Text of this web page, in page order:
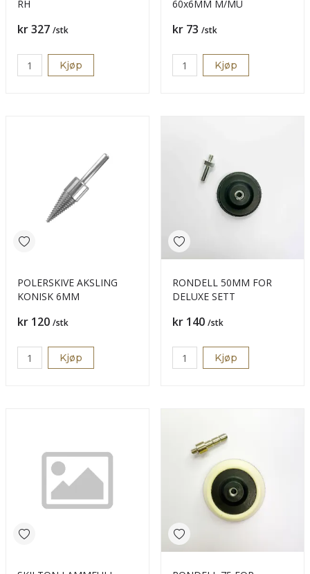
RH
Pris
kr 327 /stk
Kjøp
60x6MM M/MU
Pris
kr 73 /stk
Kjøp
POLERSKIVE AKSLING
KONISK 6MM
Pris
kr 120 /stk
Kjøp
RONDELL 50MM FOR
DELUXE SETT
Pris
kr 140 /stk
Kjøp